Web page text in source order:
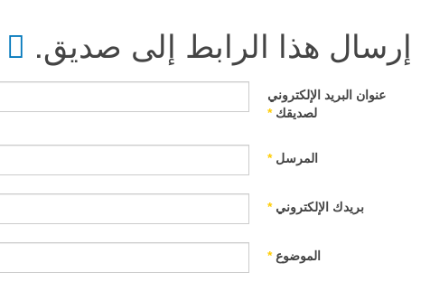
إرسال هذا الرابط إلى صديق.
عنوان البريد الإلكتروني
لصديقك *
المرسل *
بريدك الإلكتروني *
الموضوع *